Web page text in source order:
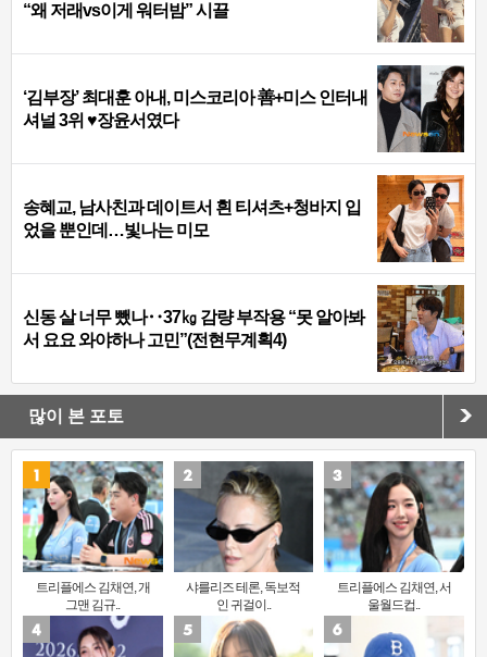
“왜 저래vs이게 워터밤” 시끌
‘김부장’ 최대훈 아내, 미스코리아 善+미스 인터내
셔널 3위 ♥장윤서였다
송혜교, 남사친과 데이트서 흰 티셔츠+청바지 입
었을 뿐인데…빛나는 미모
신동 살 너무 뺐나‥37㎏ 감량 부작용 “못 알아봐
서 요요 와야하나 고민”(전현무계획4)
많이 본 포토
트리플에스 김채연, 개
그맨 김규..
샤를리즈 테론, 독보적
인 귀걸이..
트리플에스 김채연, 서
울월드컵..